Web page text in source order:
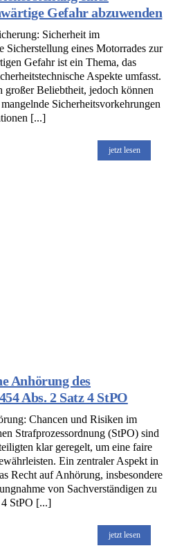
Gefahr abzuwenden
Sicherheit im
Sicherstellung eines Motorrades zur
Gefahr ist ein Thema, das
Aspekte umfasst.
großer Beliebtheit, jedoch können
Sicherheitsvorkehrungen
[...]
jetzt lesen
Anhörung des
Abs. 2 Satz 4 StPO
Chancen und Risiken im
Strafprozessordnung (StPO) sind
klar geregelt, um eine faire
Ein zentraler Aspekt in
Recht auf Anhörung, insbesondere
von Sachverständigen zu
4 StPO [...]
jetzt lesen